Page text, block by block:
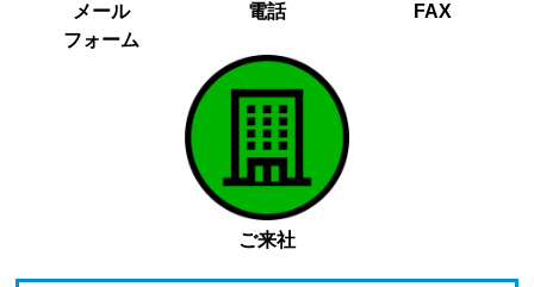
メール
フォーム
電話 FAX
ご来社